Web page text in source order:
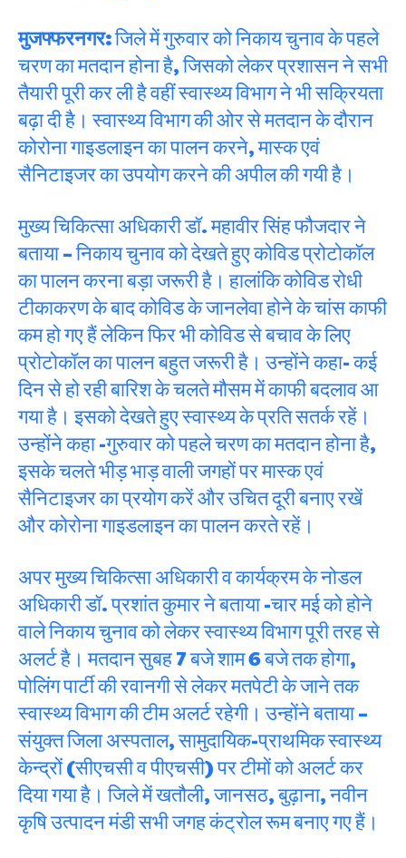
मुजफ्फरनगर:जिले में गुरुवार को निकाय चुनाव के पहले
चरण का मतदान होना है, जिसको लेकर प्रशासन ने सभी
तैयारी पूरी कर ली है वहीं स्वास्थ्य विभाग ने भी सक्रियता
बढ़ा दी है। स्वास्थ्य विभाग की ओर से मतदान के दौरान
कोरोना गाइडलाइन का पालन करने, मास्क एवं
सैनिटाइजर का उपयोग करने की अपील की गयी है।
मुख्य चिकित्सा अधिकारी डॉ. महावीर सिंह फौजदार ने
बताया – निकाय चुनाव को देखते हुए कोविड प्रोटोकॉल
का पालन करना बड़ा जरूरी है। हालांकि कोविड रोधी
टीकाकरण के बाद कोविड के जानलेवा होने के चांस काफी
कम हो गए हैं लेकिन फिर भी कोविड से बचाव के लिए
प्रोटोकॉल का पालन बहुत जरूरी है। उन्होंने कहा- कई
दिन से हो रही बारिश के चलते मौसम में काफी बदलाव आ
गया है। इसको देखते हुए स्वास्थ्य के प्रति सतर्क रहें।
उन्होंने कहा -गुरुवार को पहले चरण का मतदान होना है,
इसके चलते भीड़ भाड़ वाली जगहों पर मास्क एवं
सैनिटाइजर का प्रयोग करें और उचित दूरी बनाए रखें
और कोरोना गाइडलाइन का पालन करते रहें।
अपर मुख्य चिकित्सा अधिकारी व कार्यक्रम के नोडल
अधिकारी डॉ. प्रशांत कुमार ने बताया -चार मई को होने
वाले निकाय चुनाव को लेकर स्वास्थ्य विभाग पूरी तरह से
अलर्ट है। मतदान सुबह 7 बजे शाम 6 बजे तक होगा,
पोलिंग पार्टी की रवानगी से लेकर मतपेटी के जाने तक
स्वास्थ्य विभाग की टीम अलर्ट रहेगी। उन्होंने बताया –
संयुक्त जिला अस्पताल, सामुदायिक-प्राथमिक स्वास्थ्य
केन्द्रों (सीएचसी व पीएचसी) पर टीमों को अलर्ट कर
दिया गया है। जिले में खतौली, जानसठ, बुढ़ाना, नवीन
कृषि उत्पादन मंडी सभी जगह कंट्रोल रूम बनाए गए हैं।